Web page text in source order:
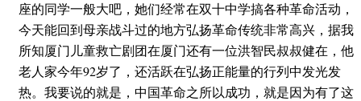
座的同学一般大吧，她们经常在双十中学搞各种革命活动，
今天能回到母亲战斗过的地方弘扬革命传统非常高兴，据我
所知厦门儿童救亡剧团在厦门还有一位洪智民叔叔健在，他
老人家今年92岁了，还活跃在弘扬正能量的行列中发光发
热。我要说的就是，中国革命之所以成功，就是因为有了这